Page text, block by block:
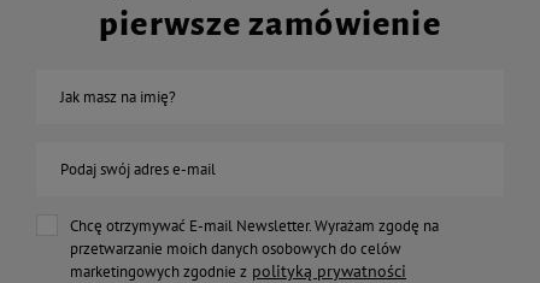
pierwsze zamówienie
Jak masz na imię?
Podaj swój adres e-mail
Chcę otrzymywać E-mail Newsletter. Wyrażam zgodę na
przetwarzanie moich danych osobowych do celów
marketingowych zgodnie z polityką prywatności